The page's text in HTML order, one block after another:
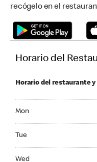
recógelo en el
Horario del
Horario del restaurante
Mon
Tue
Wed